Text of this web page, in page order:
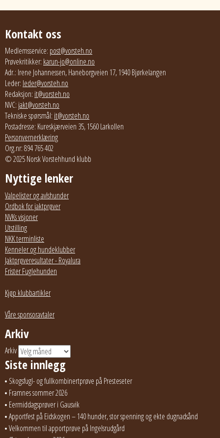
Kontakt oss
Medlemsservice: post@vorsteh.no
Prøvekritikker: karun-jo@online.no
Adr.: Irene Johannessen, Haneborgveien 17, 1940 Bjørkelangen
Leder: leder@vorsteh.no
Redaksjon: it@vorsteh.no
NVC: jakt@vorsteh.no
Tekniske spørsmål: it@vorsteh.no
Postadresse: Kureskjærveien 35, 1560 Larkollen
Personvernerklæring
Org.nr: 894 765 402
© 2025 Norsk Vorstehhund klubb
Nyttige lenker
Valpelister og avlshunder
Ordbok for jaktprøver
NVKs visjoner
Utstilling
NKK terminliste
Kenneler og hundeklubber
Jaktprøveresultater - Royalura
Frister Fuglehunden
Kjøp klubbartikler
Våre sponsoravtaler
Arkiv
Arkiv
Siste innlegg
Skogsfugl- og fullkombinertprøve på Presteseter
Framnes sommer 2026
Eermiddagsprøver i Gausvik
Apportfest på Eidskogen – 140 hunder, stor spenning og ekte dugnadsånd
Velkommen til apportprøve på Ingelsrudgård